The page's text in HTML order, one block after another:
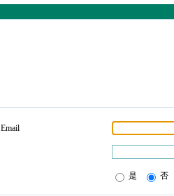
Email
是 否